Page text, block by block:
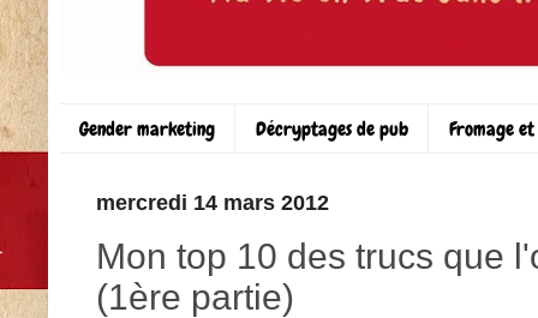
Gender marketing Décryptages de pub Fromage
mercredi 14 mars 2012
Mon top 10 des trucs que
(1ère partie)